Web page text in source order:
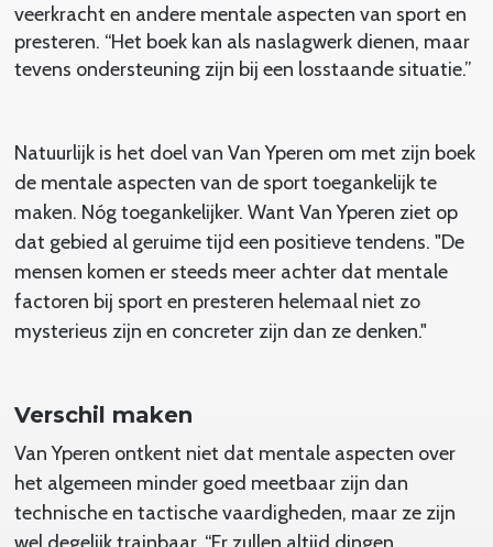
veerkracht en andere mentale aspecten van sport en
presteren. “Het boek kan als naslagwerk dienen, maar
tevens ondersteuning zijn bij een losstaande situatie.”
Natuurlijk is het doel van Van Yperen om met zijn boek
de mentale aspecten van de sport toegankelijk te
maken. Nóg toegankelijker. Want Van Yperen ziet op
dat gebied al geruime tijd een positieve tendens. "De
mensen komen er steeds meer achter dat mentale
factoren bij sport en presteren helemaal niet zo
mysterieus zijn en concreter zijn dan ze denken."
Verschil maken
Van Yperen ontkent niet dat mentale aspecten over
het algemeen minder goed meetbaar zijn dan
technische en tactische vaardigheden, maar ze zijn